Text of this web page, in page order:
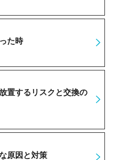
た時
置するリスクと交換の
原因と対策